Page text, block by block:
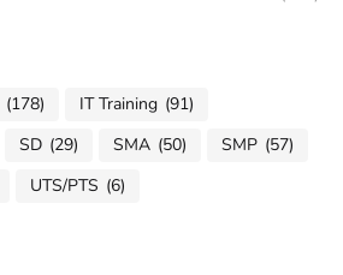
(178) IT Training (91)
SD (29) SMA (50) SMP (57)
UTS/PTS (6)